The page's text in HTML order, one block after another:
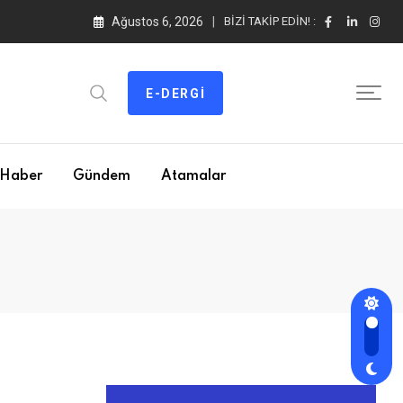
Ağustos 6, 2026 BIZI TAKIP EDIN! :
E-DERGI
Haber Gündem Atamalar